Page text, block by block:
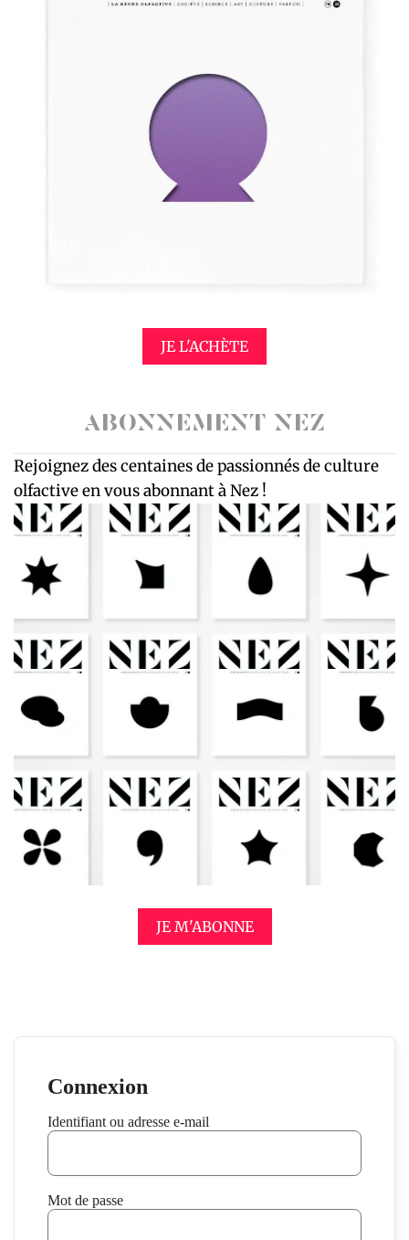
JE L'ACHÈTE
ABONNEMENT NEZ
Rejoignez des centaines de passionnés de culture
olfactive en vous abonnant à Nez !
JE M'ABONNE
Connexion
Identifiant ou adresse e-mail
Mot de passe